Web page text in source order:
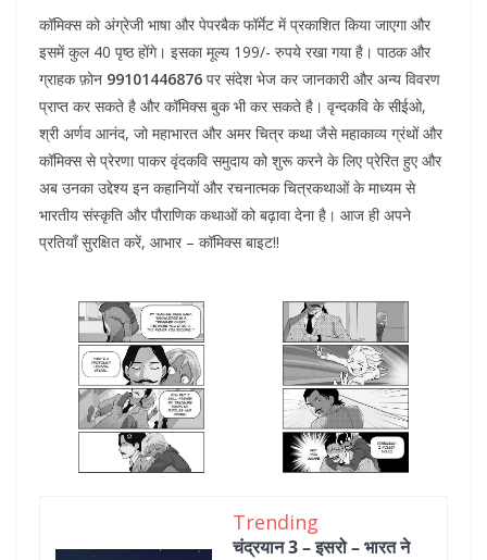
कॉमिक्स को अंग्रेजी भाषा और पेपरबैक फॉर्मेट में प्रकाशित किया जाएगा और
इसमें कुल 40 पृष्ठ होंगे। इसका मूल्य 199/- रुपये रखा गया है। पाठक और
ग्राहक फ़ोन 99101446876 पर संदेश भेज कर जानकारी और अन्य विवरण
प्राप्त कर सकते है और कॉमिक्स बुक भी कर सकते है। वृन्दकवि के सीईओ,
श्री अर्णव आनंद, जो महाभारत और अमर चित्र कथा जैसे महाकाव्य ग्रंथों और
कॉमिक्स से प्रेरणा पाकर वृंदकवि समुदाय को शुरू करने के लिए प्रेरित हुए और
अब उनका उद्देश्य इन कहानियों और रचनात्मक चित्रकथाओं के माध्यम से
भारतीय संस्कृति और पौराणिक कथाओं को बढ़ावा देना है। आज ही अपने
प्रतियाँ सुरक्षित करें, आभार – कॉमिक्स बाइट!!
Trending
चंद्रयान 3 – इसरो – भारत ने